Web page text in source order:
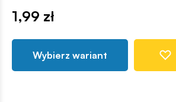
1,99 zł
Wybierz wariant